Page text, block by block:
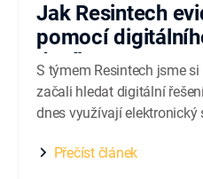
Jak Resintech
pomocí
deníku
S týmem Resintech jsme
začali hledat digitální
dnes využívají elektronický
a dostupnost informací
Přečíst článek